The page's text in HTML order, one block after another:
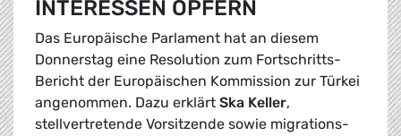
INTERESSEN OPFERN
Das Europäische Parlament hat an diesem
Donnerstag eine Resolution zum Fortschritts-
Bericht der Europäischen Kommission zur Türkei
angenommen. Dazu erklärt Ska Keller,
stellvertretende Vorsitzende sowie migrations-